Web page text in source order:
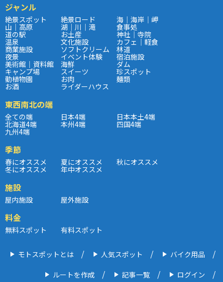
ジャンル
絶景スポット 絶景ロード 海｜海岸｜岬
山｜高原 湖｜川｜滝 食事処
道の駅 お土産 神社｜寺院
温泉 文化施設 カフェ｜軽食
商業施設 ソフトクリーム 林道
夜景 イベント体験 宿泊施設
美術館｜資料館 海鮮 ダム
キャンプ場 スイーツ 珍スポット
動植物園 お肉 麺類
お酒 ライダーハウス
東西南北の端
全ての端 日本4端 日本本土4端
北海道4端 本州4端 四国4端
九州4端
季節
春にオススメ 夏にオススメ 秋にオススメ
冬にオススメ 年中オススメ
施設
屋内施設 屋外施設
料金
無料スポット 有料スポット
モトスポットとは 人気スポット バイク用品
ルートを作成 記事一覧 ログイン